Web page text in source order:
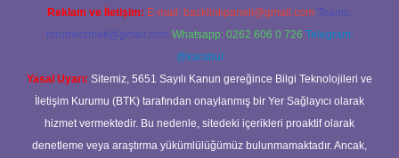
Reklam ve İletişim: E-mail: backlinkpaneli@gmail.com Teams:
forumhizmeti@gmail.com Whatsapp: 0262 606 0 726 Telegram:
@karabul
Yasal Uyarı: Sitemiz, 5651 Sayılı Kanun gereğince Bilgi Teknolojileri ve
İletişim Kurumu (BTK) tarafından onaylanmış bir Yer Sağlayıcı olarak
hizmet vermektedir. Bu nedenle, sitedeki içerikleri proaktif olarak
denetleme veya araştırma yükümlülüğümüz bulunmamaktadır. Ancak,